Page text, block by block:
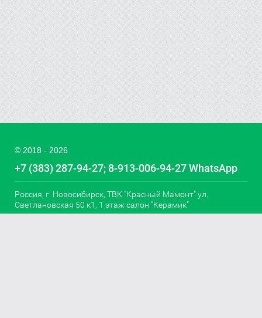
© 2018 - 2026
+7 (383) 287-94-27 8-913-006-94-27 WhatsApp
Россия, г. Новосибирск, ТВК "Красный Мамонт" ул.
Светлановская 50 к1, 1 этаж салон "Керамик"